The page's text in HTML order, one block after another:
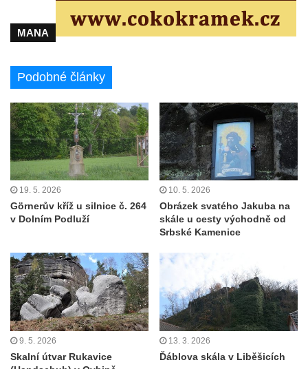
Janovické poustevny
Vyhlídka pod Velkou Bukovou
Vyhlídka na SWAMP u Máchova jezera
Vyhlídka na Křížovém vrchu u Rynartic
Vyhlídka v lukách pod Hrazeným
Vyhlídka Kaple u Brniště
Vyhlídka Borský vrch
Malé varhany ve Šluknově
Vyhlídky na Hradci u Liběšic
Vyhlídka Havran (Rynoltice – Polesí)
Vyhlídka Vana (Sloup v Čechách)
Vyhlídka Samuelova sluj (Sloup v Čechách)
MANA
Podobné články
19. 5. 2026
Görnerův kříž u silnice č. 264
v Dolním Podluží
10. 5. 2026
Obrázek svatého Jakuba na
skále u cesty východně od
Srbské Kamenice
9. 5. 2026
Skalní útvar Rukavice
13. 3. 2026
Ďáblova skála v Liběšicích